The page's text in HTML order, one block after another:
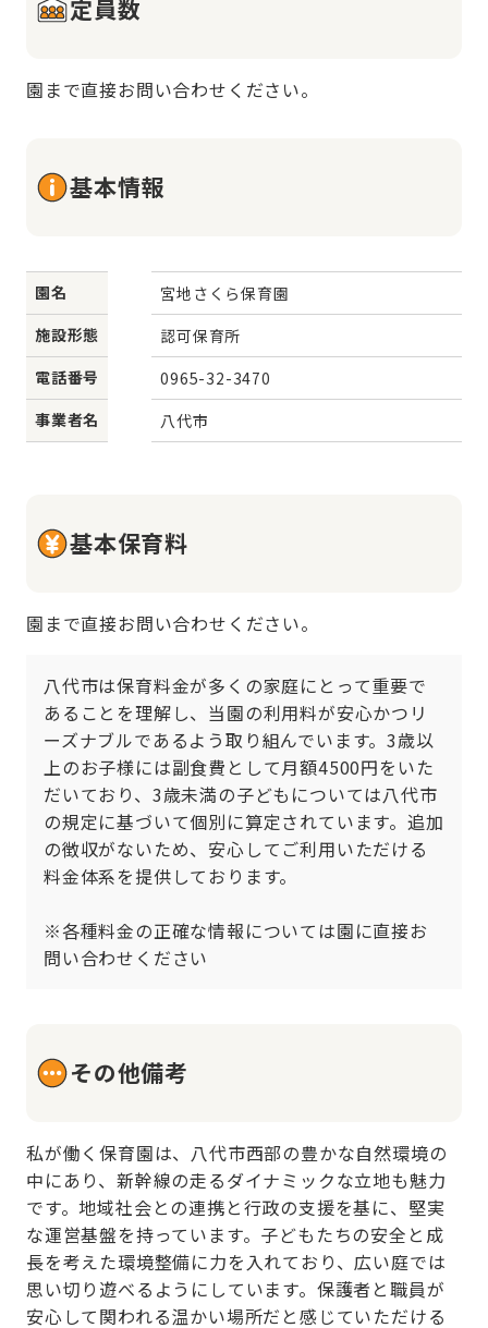
定員数
園まで直接お問い合わせください。
基本情報
園名
宮地さくら保育園
施設形態
認可保育所
電話番号
0965-32-3470
事業者名
八代市
基本保育料
園まで直接お問い合わせください。
八代市は保育料金が多くの家庭にとって重要で
あることを理解し、当園の利用料が安心かつリ
ーズナブルであるよう取り組んでいます。3歳以
上のお子様には副食費として月額4500円をいた
だいており、3歳未満の子どもについては八代市
の規定に基づいて個別に算定されています。追加
の徴収がないため、安心してご利用いただける
料金体系を提供しております。
※各種料金の正確な情報については園に直接お
問い合わせください
その他備考
私が働く保育園は、八代市西部の豊かな自然環境の
中にあり、新幹線の走るダイナミックな立地も魅力
です。地域社会との連携と行政の支援を基に、堅実
な運営基盤を持っています。子どもたちの安全と成
長を考えた環境整備に力を入れており、広い庭では
思い切り遊べるようにしています。保護者と職員が
安心して関われる温かい場所だと感じていただける